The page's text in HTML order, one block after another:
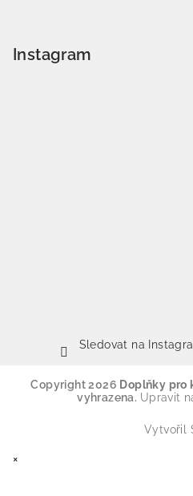
Instagram
Sledovat na
Copyright 2026 Doplňky pro
vyhrazena. Upravit
Vytvořil
×